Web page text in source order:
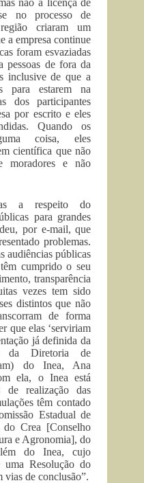
não a licença de
no processo de
criaram um
a empresa continue
foram esvaziadas
pessoas de fora da
inclusive de que a
para estarem na
dos participantes
por escrito e eles
Quando os
coisa, eles
científica que não
moradores e não
a respeito do
para grandes
por e-mail, que
problemas.
audiências públicas
cumprido o seu
transparência
vezes tem sido
distintos que não
de forma
que elas ‘serviriam
já definida da
da Diretoria de
do Inea, Ana
ela, o Inea está
de realização das
têm contado
Estadual de
Crea [Conselho
e Agronomia], do
do Inea, cujo
Resolução do
vias de conclusão”.